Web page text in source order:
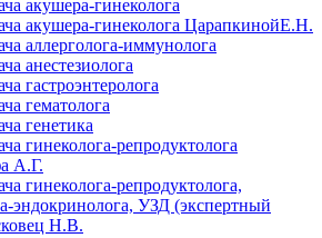
акушера-гинеколога
акушера-гинеколога ЦарапкинойЕ.Н.
аллерголога-иммунолога
анестезиолога
гастроэнтеролога
гематолога
генетика
гинеколога-репродуктолога
А.Г.
гинеколога-репродуктолога,
эндокринолога, УЗД (экспертный
Н.В.